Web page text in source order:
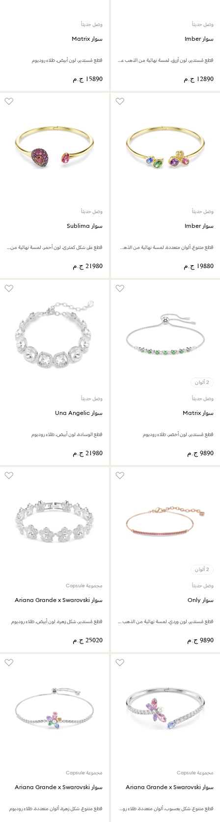
وصل حديثاً
سوار Imber
قطع مُستدير، لون أزرق، لمسة نهائية من الذهب عيار 18 قيراط
وصل حديثاً
سوار Matrix
قطع مُستدير، لون أبيض، طلاء روديوم
وصل حديثاً
سوار Imber
قطع متنوع، ألوان متعددة، لمسة نهائية من الذهب عيار 18 قيراط
وصل حديثاً
سوار Sublima
قطع على شكل كمثرى، لون أحمر، لمسة نهائية من الذهب عيار 18 قيراط
2 ألوان
وصل حديثاً
سوار Matrix
قطع مُستدير، لون أخضر، طلاء روديوم
وصل حديثاً
سوار Una Angelic
قطع الوسادة، لون أبيض، طلاء روديوم
2 ألوان
وصل حديثاً
سوار Only
قطع مُستدير، لون وردي، لمسة نهائية من الذهب الوردي عيار 18 قيراط
مجموعة Capsule
سوار Ariana Grande x Swarovski
قطع مُستدير، شكل زهرة، لون أبيض، طلاء روديوم
مجموعة Capsule
سوار Ariana Grande x Swarovski
قطع متنوع، شكل يعسوب، ألوان متعددة، طلاء روديوم
مجموعة Capsule
سوار Ariana Grande x Swarovski
قطع متنوع، شكل زهرة، ألوان متعددة، طلاء روديوم